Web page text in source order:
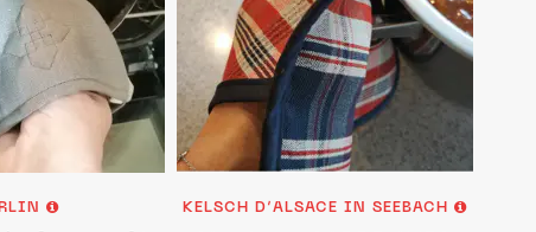
KELSCH D’ALSACE IN SEEBACH